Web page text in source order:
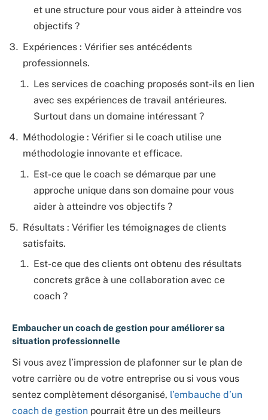
et une structure pour vous aider à atteindre vos
objectifs ?
Expériences : Vérifier ses antécédents
professionnels.
Les services de coaching proposés sont-ils en lien
avec ses expériences de travail antérieures.
Surtout dans un domaine intéressant ?
Méthodologie : Vérifier si le coach utilise une
méthodologie innovante et efficace.
Est-ce que le coach se démarque par une
approche unique dans son domaine pour vous
aider à atteindre vos objectifs ?
Résultats : Vérifier les témoignages de clients
satisfaits.
Est-ce que des clients ont obtenu des résultats
concrets grâce à une collaboration avec ce
coach ?
Embaucher un coach de gestion pour améliorer sa
situation professionnelle
Si vous avez l’impression de plafonner sur le plan de
votre carrière ou de votre entreprise ou si vous vous
sentez complètement désorganisé, l’embauche d’un
coach de gestion pourrait être un des meilleurs